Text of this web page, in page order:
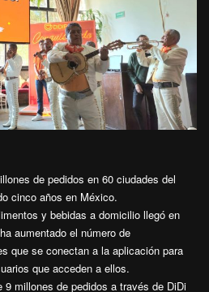
de pedidos en 60 ciudades del
cinco años en México.
y bebidas a domicilio llegó en
aumentado el número de
que se conectan a la aplicación para
que acceden a ellos.
millones de pedidos a través de DiDi